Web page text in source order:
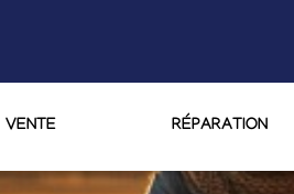
VENTE RÉPARATION